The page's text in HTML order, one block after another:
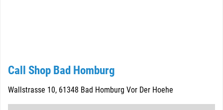
Call Shop Bad Homburg
Wallstrasse 10, 61348 Bad Homburg Vor Der Hoehe